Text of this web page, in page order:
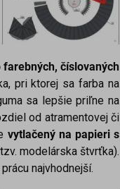
číslovaných
pri ktorej sa farba na
sa lepšie priľne na
od atramentovej či
vytlačený na papieri s
modelárska štvrťka).
najvhodnejší.